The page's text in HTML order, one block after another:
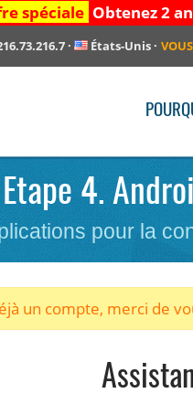
spéciale Obtenez 2
· États-Unis·
4.
pour la
un compte, merci de